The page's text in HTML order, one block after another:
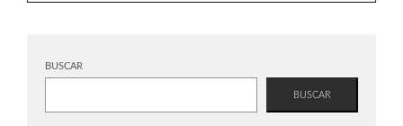
BUSCAR
BUSCAR